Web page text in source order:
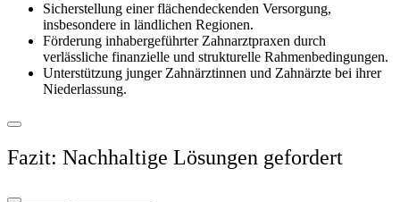
Sicherstellung einer flächendeckenden Versorgung,
insbesondere in ländlichen Regionen.
Förderung inhabergeführter Zahnarztpraxen durch
verlässliche finanzielle und strukturelle Rahmenbedingungen.
Unterstützung junger Zahnärztinnen und Zahnärzte bei ihrer
Niederlassung.
Fazit: Nachhaltige Lösungen gefordert